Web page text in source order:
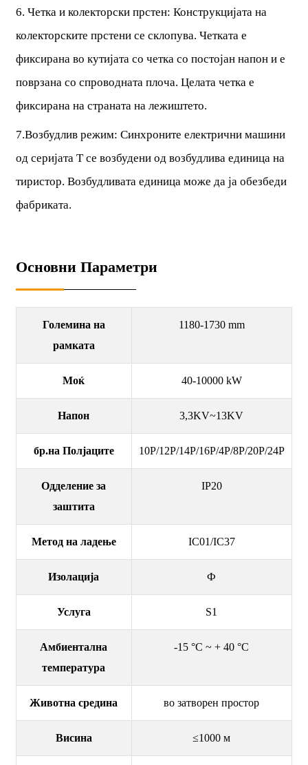
6. Четка и колекторски прстен: Конструкцијата на
колекторските прстени се склопува. Четката е
фиксирана во кутијата со четка со постојан напон и е
поврзана со спроводната плоча. Целата четка е
фиксирана на страната на лежиштето.
7.Возбудлив режим: Синхроните електрични машини
од серијата Т се возбудени од возбудлива единица на
тиристор. Возбудливата единица може да ја обезбеди
фабриката.
Основни Параметри
Големина на
рамката
1180-1730 mm
Моќ 40-10000 kW
Напон 3,3KV~13KV
бр.на Полјаците 10P/12P/14P/16P/4P/8P/20P/24P
Одделение за
заштита
IP20
Метод на ладење IC01/IC37
Изолација Ф
Услуга S1
Амбиентална
температура
-15 °C ~ + 40 °C
Животна средина во затворен простор
Висина ≤1000 м